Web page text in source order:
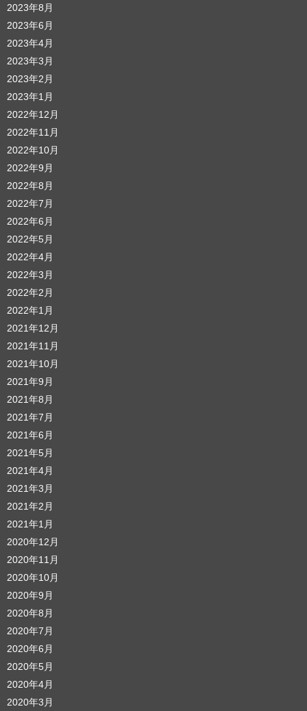
2023年8月
2023年6月
2023年4月
2023年3月
2023年2月
2023年1月
2022年12月
2022年11月
2022年10月
2022年9月
2022年8月
2022年7月
2022年6月
2022年5月
2022年4月
2022年3月
2022年2月
2022年1月
2021年12月
2021年11月
2021年10月
2021年9月
2021年8月
2021年7月
2021年6月
2021年5月
2021年4月
2021年3月
2021年2月
2021年1月
2020年12月
2020年11月
2020年10月
2020年9月
2020年8月
2020年7月
2020年6月
2020年5月
2020年4月
2020年3月